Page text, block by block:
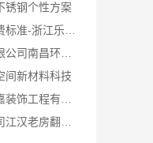
锈钢个性方案
间新材料科技